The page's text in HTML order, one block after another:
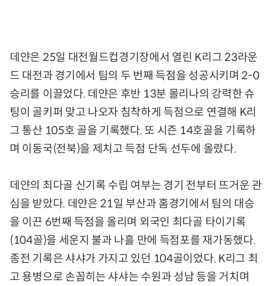
데얀은 25일 대전월드컵경기장에서 열린 K리그 23라운
드 대전과 경기에서 팀의 두 번째 득점을 성공시키며 2-0
승리를 이끌었다. 데얀은 후반 13분 몰리나의 강력한 슈
팅이 골키퍼 맞고 나오자 침착하게 득점으로 연결해 K리
그 통산 105호 골을 기록했다. 또 시즌 14호골을 기록하
며 이동국(전북)을 제치고 득점 단독 선두에 올랐다.
데얀의 최다골 신기록 수립 여부는 경기 전부터 뜨거운 관
심을 받았다. 데얀은 21일 부산과 홈경기에서 팀의 대승
을 이끈 6번째 득점을 올리며 외국인 최다골 타이기록
(104골)을 세운지 불과 나흘 만에 득점포를 재가동했다.
종전 기록은 샤샤가 가지고 있던 104골이었다. K리그 최
고 용병으로 손꼽히는 샤샤는 수원과 성남 등을 거치며